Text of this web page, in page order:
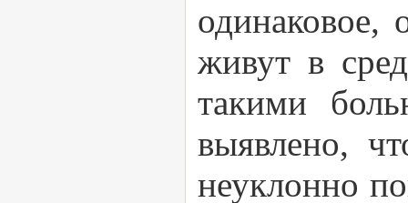
одинаковое,
живут в
такими
выявлено,
неуклонно